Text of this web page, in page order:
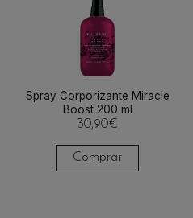
Spray Corporizante Miracle
Boost 200 ml
30,90€
Comprar